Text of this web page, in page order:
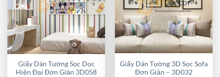
Giấy Dán Tường Sọc Dọc
Hiện Đại Đơn Giản 3D058
Giấy Dán Tường 3D Sọc Sofa
Đơn Giản – 3D032